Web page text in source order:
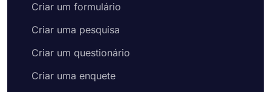
Criar um formulário
Criar uma pesquisa
Criar um questionário
Criar uma enquete